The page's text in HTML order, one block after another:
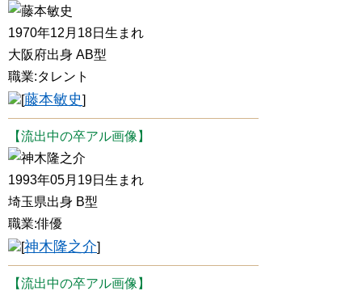
藤本敏史
1970年12月18日生まれ
大阪府出身 AB型
職業:タレント
[藤本敏史]
【流出中の卒アル画像】
神木隆之介
1993年05月19日生まれ
埼玉県出身 B型
職業:俳優
[神木隆之介]
【流出中の卒アル画像】